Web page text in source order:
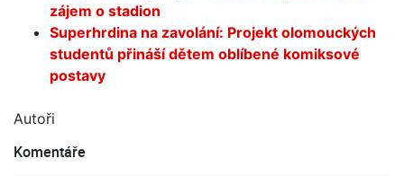
zájem o stadion
Superhrdina na zavolání: Projekt olomouckých
studentů přináší dětem oblíbené komiksové
postavy
Autoři
Komentáře